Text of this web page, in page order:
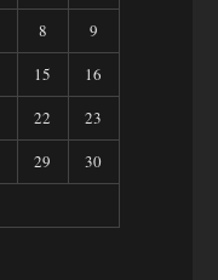
8
9
15
16
22
23
29
30